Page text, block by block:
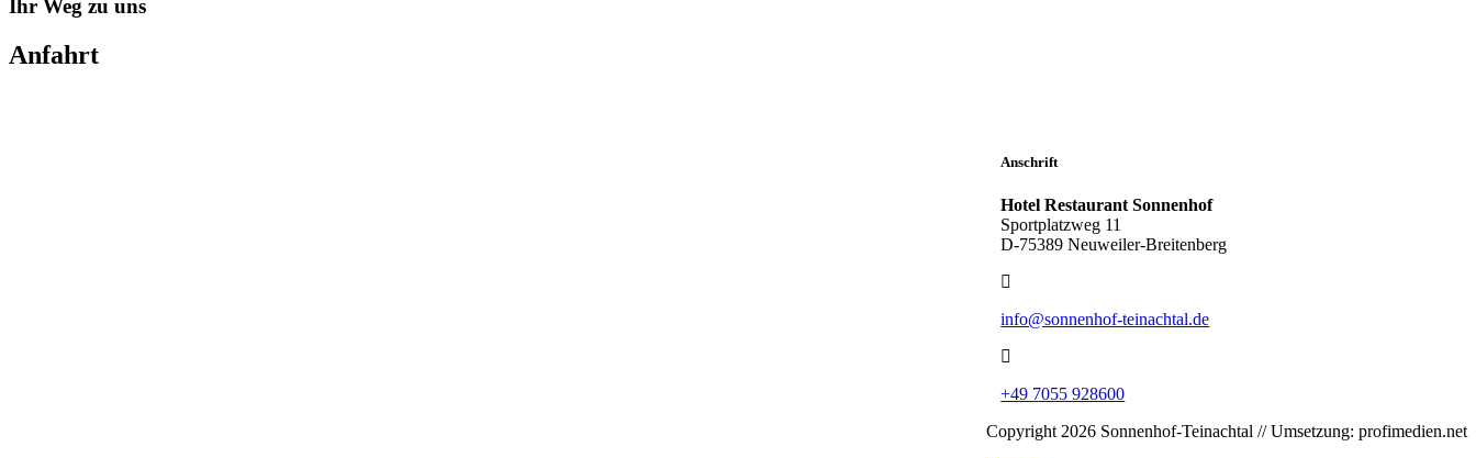
Ihr Weg zu uns
Anfahrt
Anschrift
Hotel Restaurant Sonnenhof
Sportplatzweg 11
D-75389 Neuweiler-Breitenberg
info@sonnenhof-teinachtal.de
+49 7055 928600
Copyright 2026 Sonnenhof-Teinachtal // Umsetzung: profimedien.net